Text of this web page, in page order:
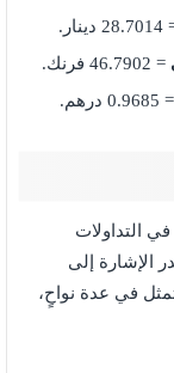
= 46.7902 فرنك.
= 0.9685 درهم.
التداولات
الإشارة إلى
في عدة نواحٍ،